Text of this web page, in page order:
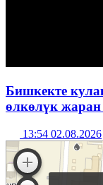
Бишкекте
өлкөлүк
13:54 02.08.2026